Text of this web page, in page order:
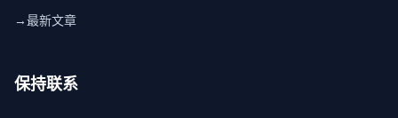
→最新文章
保持联系